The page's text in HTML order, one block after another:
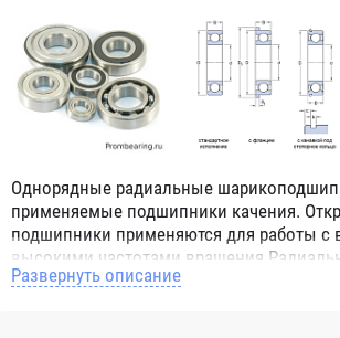
Однорядные радиальные
применяемые подшипники качения.
подшипники применяются для работы с
высокими частотами
шарикоподшипники обозначением 2Z ZZ
Развернуть описание